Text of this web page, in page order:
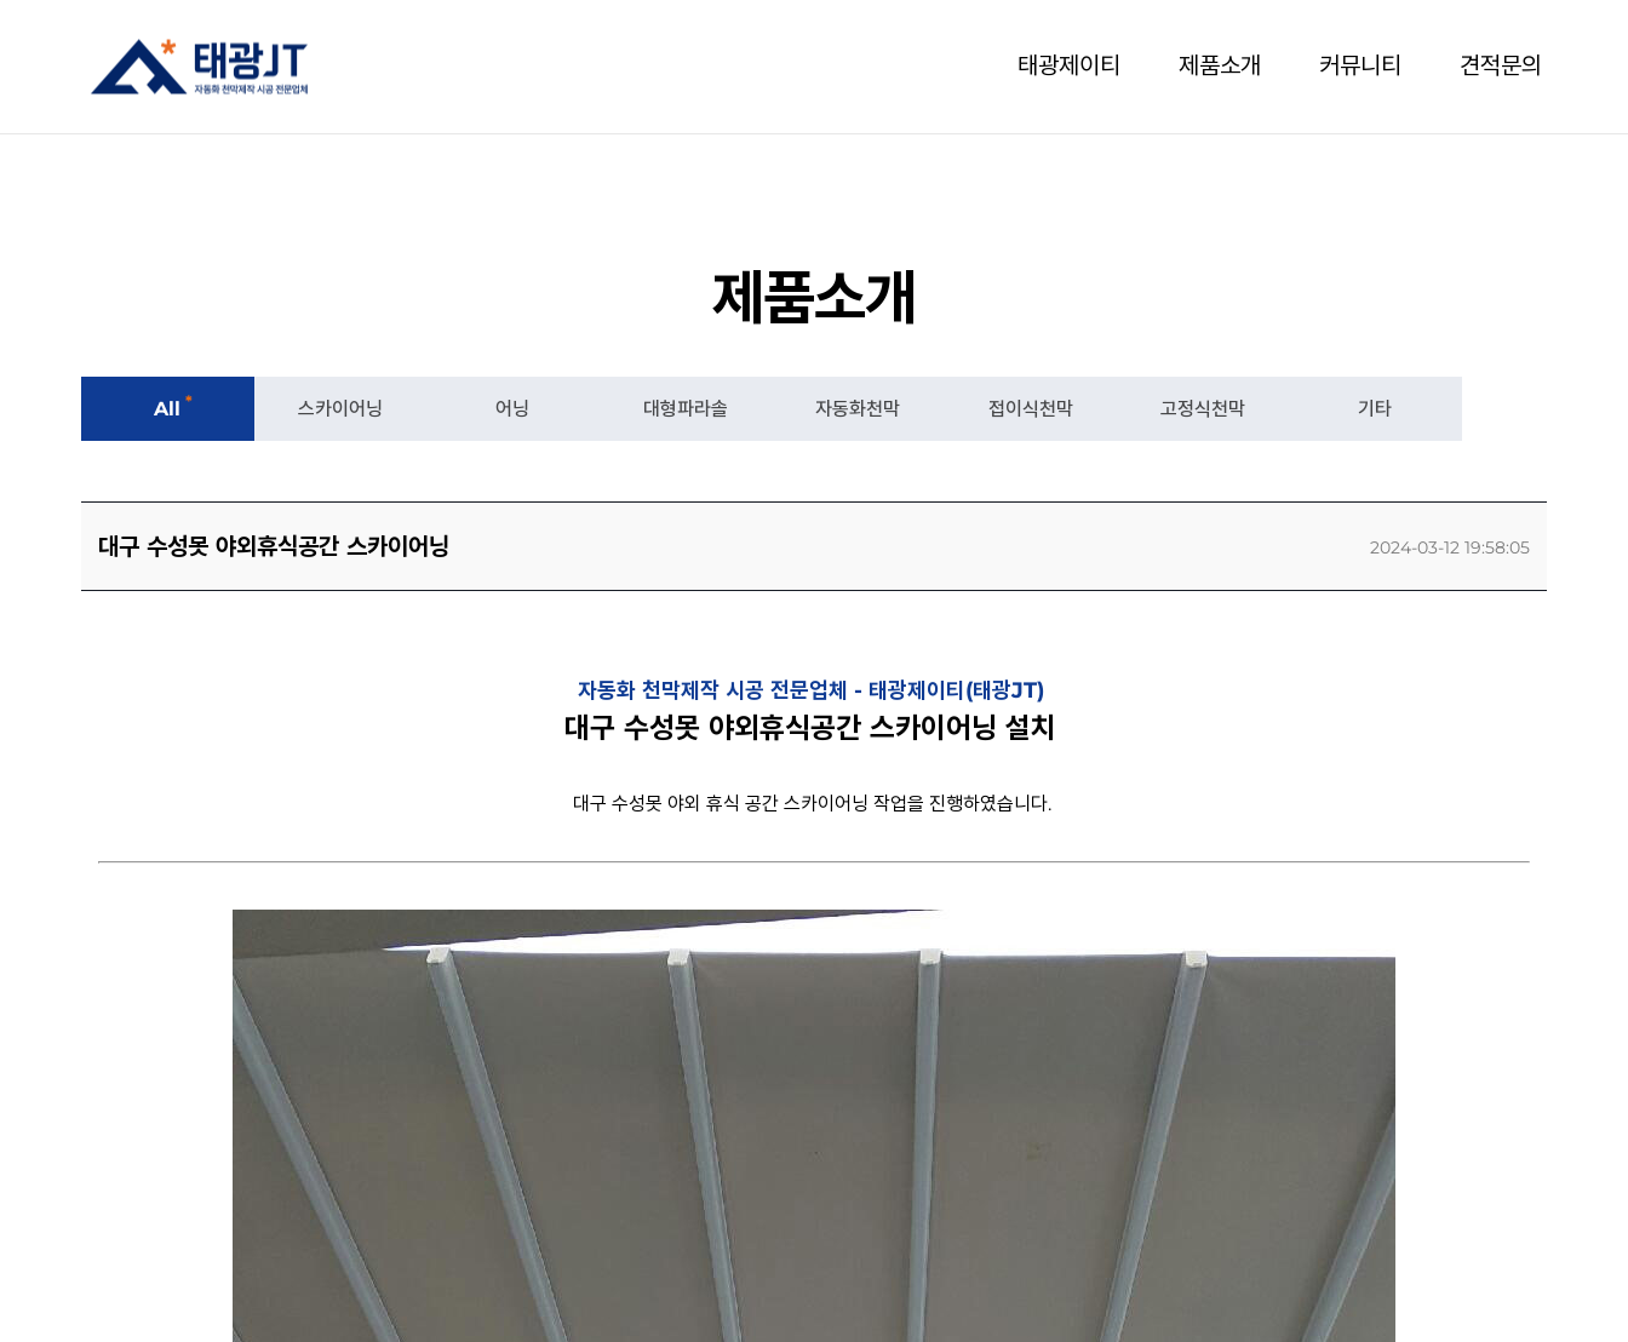
태광제이티 제품소개 커뮤니티 견적문의
제품소개
All * 스카이어닝 어닝 대형파라솔 자동화천막 접이식천막 고정식천막 기타
대구 수성못 야외휴식공간 스카이어닝 2024-03-12 19:58:05
자동화 천막제작 시공 전문업체 - 태광제이티(태광JT)
대구 수성못 야외휴식공간 스카이어닝 설치
대구 수성못 야외 휴식 공간 스카이어닝 작업을 진행하였습니다.